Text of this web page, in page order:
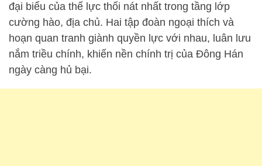
đại biểu của thế lực thối nát nhất trong tầng lớp
cường hào, địa chủ. Hai tập đoàn ngoại thích và
hoạn quan tranh giành quyền lực với nhau, luân lưu
nắm triều chính, khiến nền chính trị của Đông Hán
ngày càng hủ bại.